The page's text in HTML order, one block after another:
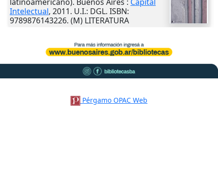
latinoamericano). Buenos Aires : Capital
Intelectual, 2011. U.I.: DGL. ISBN:
9789876143226. (M) LITERATURA
Pérgamo OPAC Web